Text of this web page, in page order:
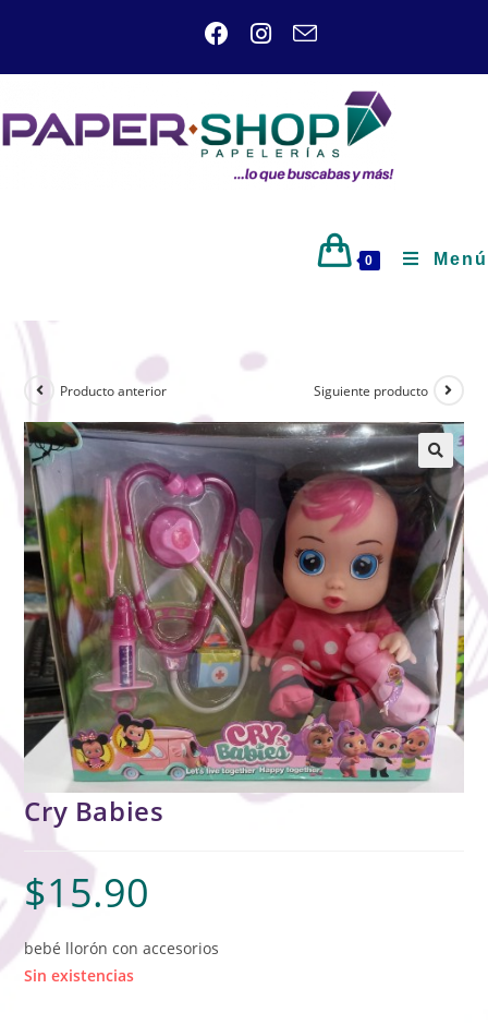
0 Menú
Producto anterior Siguiente producto
🔍
Cry Babies
$15.90
bebé llorón con accesorios
Sin existencias